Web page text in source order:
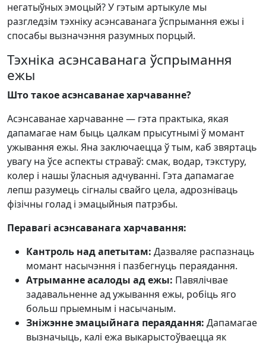
негатыўных эмоцый? У гэтым артыкуле мы
разгледзім тэхніку асэнсаванага ўспрымання ежы і
спосабы вызначэння разумных порцый.
Тэхніка асэнсаванага ўспрымання
ежы
Што такое асэнсаванае харчаванне?
Асэнсаванае харчаванне — гэта практыка, якая
дапамагае нам быць цалкам прысутнымі ў момант
ужывання ежы. Яна заключаецца ў тым, каб звяртаць
увагу на ўсе аспекты страваў: смак, водар, тэкстуру,
колер і нашы ўласныя адчуванні. Гэта дапамагае
лепш разумець сігналы свайго цела, адрозніваць
фізічны голад і эмацыйныя патрэбы.
Перавагі асэнсаванага харчавання:
Кантроль над апетытам: Дазваляе распазнаць
момант насычэння і пазбегнуць пераядання.
Атрыманне асалоды ад ежы: Павялічвае
задавальненне ад ужывання ежы, робіць яго
больш прыемным і насычаным.
Зніжэнне эмацыйнага пераядання: Дапамагае
вызначыць, калі ежа выкарыстоўваецца як